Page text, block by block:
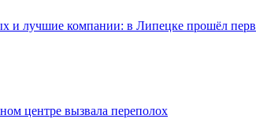
и лучшие компании: в Липецке прошёл
центре вызвала переполох